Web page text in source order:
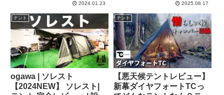
2024.01.23 2025.08.17
テント
ogawa | ソレスト
【2024NEW】 ソレスト|
テント
【悪天候テントレビュー】
新幕ダイヤフォートTCっ